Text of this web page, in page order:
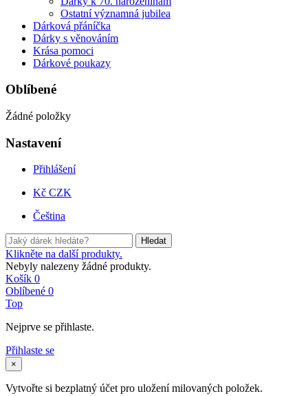
Ostatní významná jubilea
Dárková přáníčka
Dárky s věnováním
Krása pomoci
Dárkové poukazy
Oblíbené
Žádné položky
Nastavení
Přihlášení
Kč CZK
Čeština
Hledat
Klikněte na další produkty.
Nebyly nalezeny žádné produkty.
Košík 0
Oblíbené 0
Top
Nejprve se přihlaste.
Přihlaste se
×
Vytvořte si bezplatný účet pro uložení milovaných položek.